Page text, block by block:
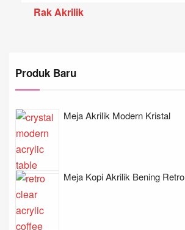
Rak Akrilik
Produk Baru
Meja Akrilik Modern Kristal
Meja Kopi Akrilik Bening Retro